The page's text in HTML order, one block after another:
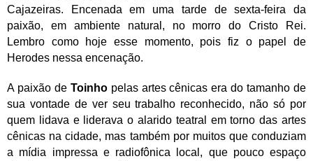
Cajazeiras. Encenada em uma tarde de sexta-feira da
paixão, em ambiente natural, no morro do Cristo Rei.
Lembro como hoje esse momento, pois fiz o papel de
Herodes nessa encenação.
A paixão de Toinhopelas artes cênicas era do tamanho de
sua vontade de ver seu trabalho reconhecido, não só por
quem lidava e liderava o alarido teatral em torno das artes
cênicas na cidade, mas também por muitos que conduziam
a mídia impressa e radiofônica local, que pouco espaço